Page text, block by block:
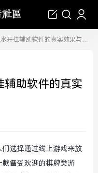
挂辅助软件的真实效果与使用方法
辅助软件的真实
选择通过线上游戏来放
备受欢迎的棋牌类游